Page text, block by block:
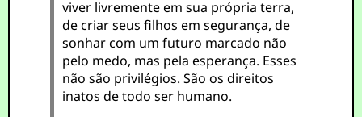
viver livremente em sua própria terra,
de criar seus filhos em segurança, de
sonhar com um futuro marcado não
pelo medo, mas pela esperança. Esses
não são privilégios. São os direitos
inatos de todo ser humano.